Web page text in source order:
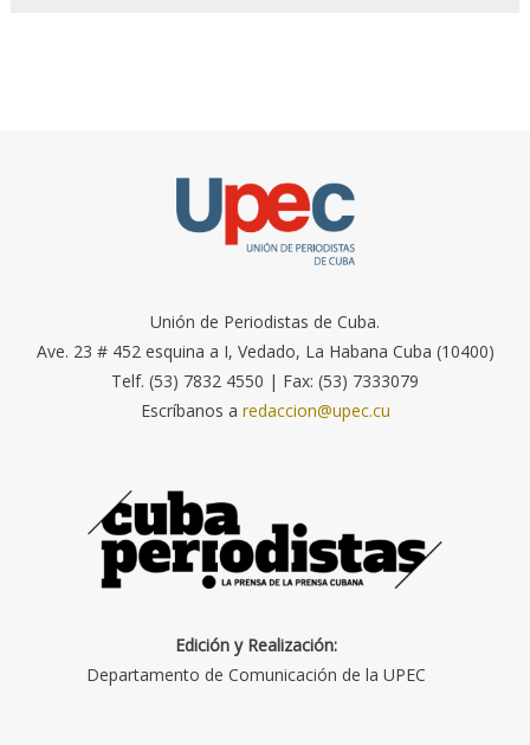
Unión de Periodistas de Cuba.
Ave. 23 # 452 esquina a I, Vedado, La Habana Cuba (10400)
Telf. (53) 7832 4550 | Fax: (53) 7333079
Escríbanos a redaccion@upec.cu
Edición y Realización:
Departamento de Comunicación de la UPEC